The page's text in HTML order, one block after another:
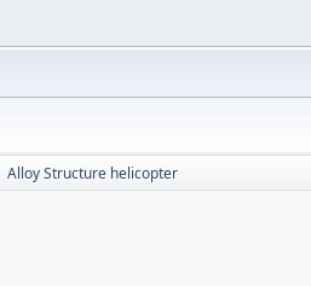
Alloy Structure helicopter